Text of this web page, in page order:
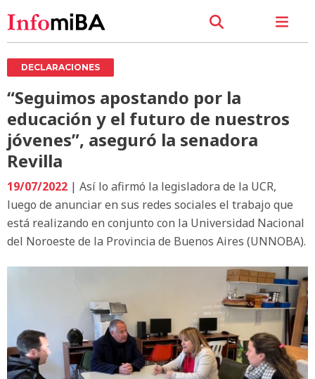
DECLARACIONES
“Seguimos apostando por la
educación y el futuro de nuestros
jóvenes”, aseguró la senadora
Revilla
19/07/2022 | Así lo afirmó la legisladora de la UCR,
luego de anunciar en sus redes sociales el trabajo que
está realizando en conjunto con la Universidad Nacional
del Noroeste de la Provincia de Buenos Aires (UNNOBA).